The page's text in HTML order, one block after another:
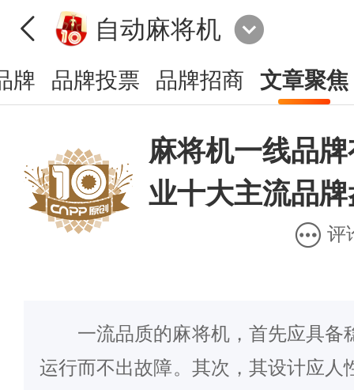
自动麻将机
牌 品牌投票 品牌招商 文章聚焦
麻将机一线品
业十大主流品
评
一流品质的麻将机，首先应具备
运行而不出故障。其次，其设计应人